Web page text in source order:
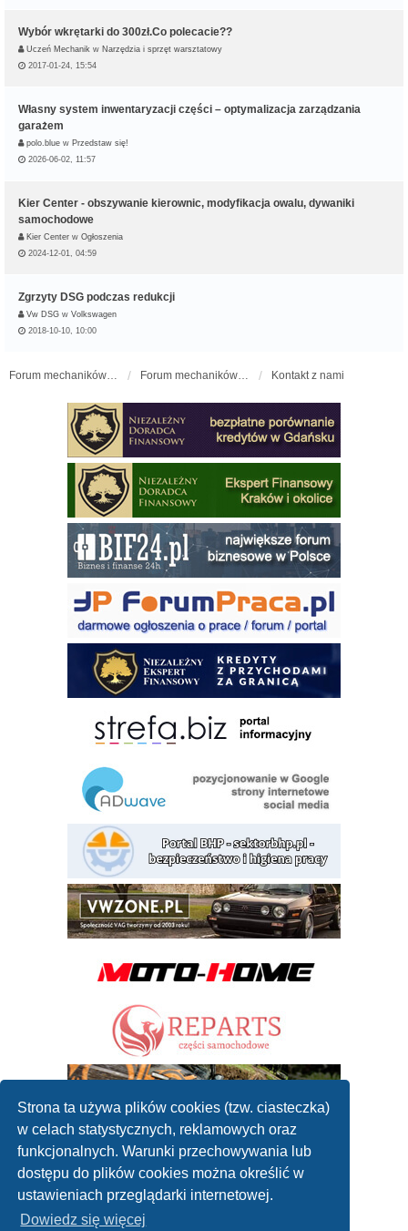
Strona ta używa plików cookies (tzw. ciasteczka)
w celach statystycznych, reklamowych oraz
funkcjonalnych. Warunki przechowywania lub
dostępu do plików cookies można określić w
ustawieniach przeglądarki internetowej.
Dowiedz się więcej
Wybór wkrętarki do 300zł.Co polecacie??
Uczeń Mechanik w Narzędzia i sprzęt warsztatowy
2017-01-24, 15:54
Własny system inwentaryzacji części – optymalizacja zarządzania
garażem
polo.blue w Przedstaw się!
2026-06-02, 11:57
Kier Center - obszywanie kierownic, modyfikacja owalu, dywaniki
samochodowe
Kier Center w Ogłoszenia
2024-12-01, 04:59
Zgrzyty DSG podczas redukcji
Vw DSG w Volkswagen
2018-10-10, 10:00
Forum mechaników samochodowych - forum-mechaniczne.pl Forum mechaników samochodowych Kontakt z nami